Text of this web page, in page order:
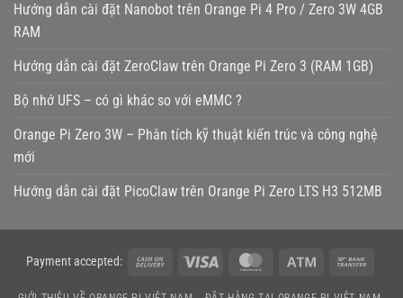
Hướng dẫn cài đặt Nanobot trên Orange Pi 4 Pro / Zero 3W 4GB
RAM
Hướng dẫn cài đặt ZeroClaw trên Orange Pi Zero 3 (RAM 1GB)
Bộ nhớ UFS – có gì khác so với eMMC ?
Orange Pi Zero 3W – Phân tích kỹ thuật kiến trúc và công nghệ
mới
Hướng dẫn cài đặt PicoClaw trên Orange Pi Zero LTS H3 512MB
Payment accepted:
Cash
MasterCard Atm